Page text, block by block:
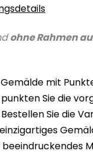
ohne Rahmen
mit
Sie die
Sie die